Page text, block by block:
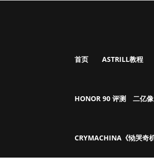
首页 ASTRILL教程
HONOR 90 评测 二亿
CRYMACHINA《恸哭奇